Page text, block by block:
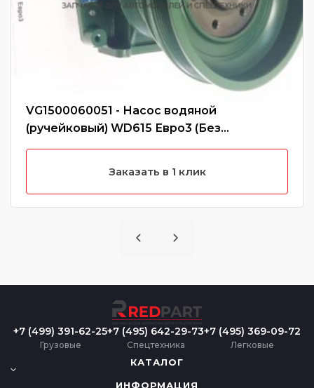
VG1500060051 - Насос водяной
(ручейковый) WD615 Евро3 (Без
характеристики)
Заказать в 1 клик
+7 (499) 391-62-25
Грузовые
+7 (495) 642-29-73
Спецтехника
+7 (495) 369-09-72
Легковые
КАТАЛОГ
ИНФОРМАЦИЯ